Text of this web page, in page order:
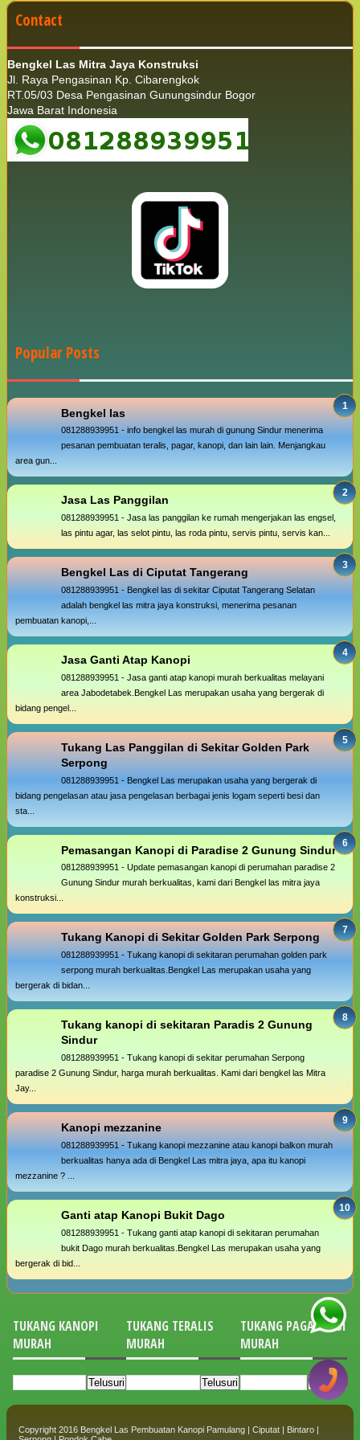
Contact
Bengkel Las Mitra Jaya Konstruksi
Jl. Raya Pengasinan Kp. Cibarengkok
RT.05/03 Desa Pengasinan Gunungsindur Bogor
Jawa Barat Indonesia
Popular Posts
Bengkel las
081288939951 - info bengkel las murah di gunung Sindur menerima
pesanan pembuatan teralis, pagar, kanopi, dan lain lain. Menjangkau
area gun...
Jasa Las Panggilan
081288939951 - Jasa las panggilan ke rumah mengerjakan las engsel,
las pintu agar, las selot pintu, las roda pintu, servis pintu, servis kan...
Bengkel Las di Ciputat Tangerang
081288939951 - Bengkel las di sekitar Ciputat Tangerang Selatan
adalah bengkel las mitra jaya konstruksi, menerima pesanan
pembuatan kanopi,...
Jasa Ganti Atap Kanopi
081288939951 - Jasa ganti atap kanopi murah berkualitas melayani
area Jabodetabek.Bengkel Las merupakan usaha yang bergerak di
bidang pengel...
Tukang Las Panggilan di Sekitar Golden Park
Serpong
081288939951 - Bengkel Las merupakan usaha yang bergerak di
bidang pengelasan atau jasa pengelasan berbagai jenis logam seperti besi dan
sta...
Pemasangan Kanopi di Paradise 2 Gunung Sindur
081288939951 - Update pemasangan kanopi di perumahan paradise 2
Gunung Sindur murah berkualitas, kami dari Bengkel las mitra jaya
konstruksi...
Tukang Kanopi di Sekitar Golden Park Serpong
081288939951 - Tukang kanopi di sekitaran perumahan golden park
serpong murah berkualitas.Bengkel Las merupakan usaha yang
bergerak di bidan...
Tukang kanopi di sekitaran Paradis 2 Gunung
Sindur
081288939951 - Tukang kanopi di sekitar perumahan Serpong
paradise 2 Gunung Sindur, harga murah berkualitas. Kami dari bengkel las Mitra
Jay...
Kanopi mezzanine
081288939951 - Tukang kanopi mezzanine atau kanopi balkon murah
berkualitas hanya ada di Bengkel Las mitra jaya, apa itu kanopi
mezzanine ? ...
Ganti atap Kanopi Bukit Dago
081288939951 - Tukang ganti atap kanopi di sekitaran perumahan
bukit Dago murah berkualitas.Bengkel Las merupakan usaha yang
bergerak di bid...
TUKANG KANOPI
MURAH
TUKANG TERALIS
MURAH
TUKANG PAGAR BESI
MURAH
Copyright 2016 Bengkel Las Pembuatan Kanopi Pamulang | Ciputat | Bintaro |